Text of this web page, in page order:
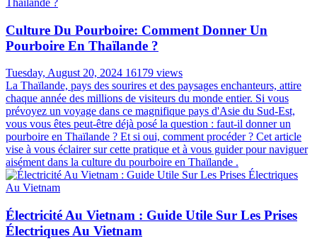
Culture Du Pourboire: Comment Donner Un
Pourboire En Thaïlande ?
Tuesday, August 20, 2024 16179 views
La Thaïlande, pays des sourires et des paysages enchanteurs, attire
chaque année des millions de visiteurs du monde entier. Si vous
prévoyez un voyage dans ce magnifique pays d'Asie du Sud-Est,
vous vous êtes peut-être déjà posé la question : faut-il donner un
pourboire en Thaïlande ? Et si oui, comment procéder ? Cet article
vise à vous éclairer sur cette pratique et à vous guider pour naviguer
aisément dans la culture du pourboire en Thaïlande .
Électricité Au Vietnam : Guide Utile Sur Les Prises
Électriques Au Vietnam